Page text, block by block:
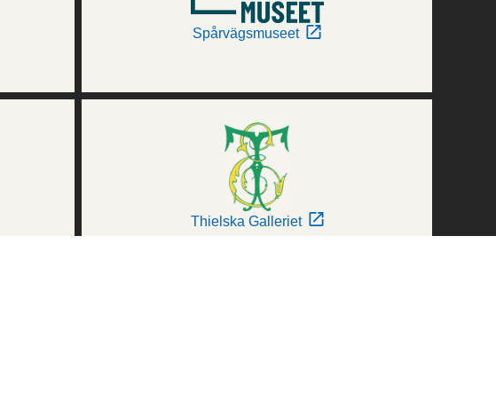
Spårvägsmuseet
Thielska Galleriet